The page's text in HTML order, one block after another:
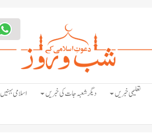
تعلیمی خبریں دیگر شعبہ جات کی خبریں اسلامی بہنیں